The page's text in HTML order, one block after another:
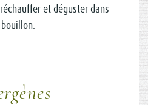
et déguster dans